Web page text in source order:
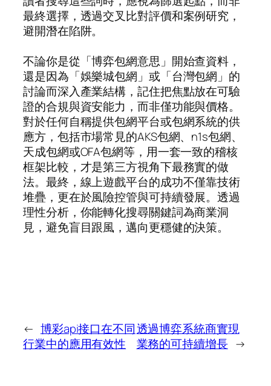
最終選擇，透過交叉比對評價和案例研究，
避開潛在陷阱。
不論你是從「博弈包網意思」開始查資料，
還是因為「娛樂城包網」或「台灣包網」的
討論而深入產業結構，記住把焦點放在可驗
證的合規與資安能力，而非僅功能與價格。
對於任何自稱提供包網平台或包網系統的供
應方，包括市場常見的AKS包網、n1s包網、
天成包網或OFA包網等，用一套一致的稽核
框架比較，才是第三方視角下最務實的做
法。最終，線上遊戲平台的成功不僅靠技術
堆疊，更在於風險控管與可持續發展。透過
理性分析，你能轉化搜尋關鍵詞為商業洞
見，避免盲目跟風，邁向更穩健的決策。
← 博彩api接口在不同
行業中的應用有效性
透過博弈系統商實現
業務的可持續增長 →